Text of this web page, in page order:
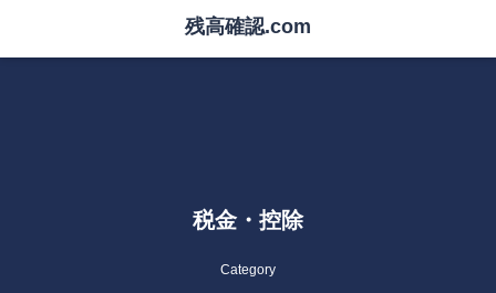
残高確認.com
税金・控除
Category